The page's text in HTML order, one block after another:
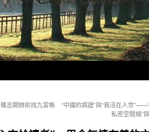
志開辦前找九宮格
“中國的病證”與“我活在人世
私密空間燒”